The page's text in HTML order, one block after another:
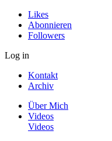
Likes
Abonnieren
Followers
Log in
Kontakt
Archiv
Über Mich
Videos
Videos